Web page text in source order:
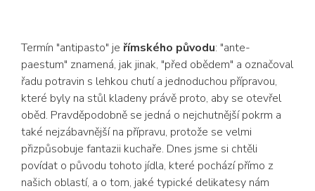
Termín "antipasto" je římského původu: "ante-
paestum" znamená, jak jinak, "před obědem" a označoval
řadu potravin s lehkou chutí a jednoduchou přípravou,
které byly na stůl kladeny právě proto, aby se otevřel
oběd. Pravděpodobně se jedná o nejchutnější pokrm a
také nejzábavnější na přípravu, protože se velmi
přizpůsobuje fantazii kuchaře. Dnes jsme si chtěli
povídat o původu tohoto jídla, které pochází přímo z
našich oblastí, a o tom, jaké typické delikatesy nám